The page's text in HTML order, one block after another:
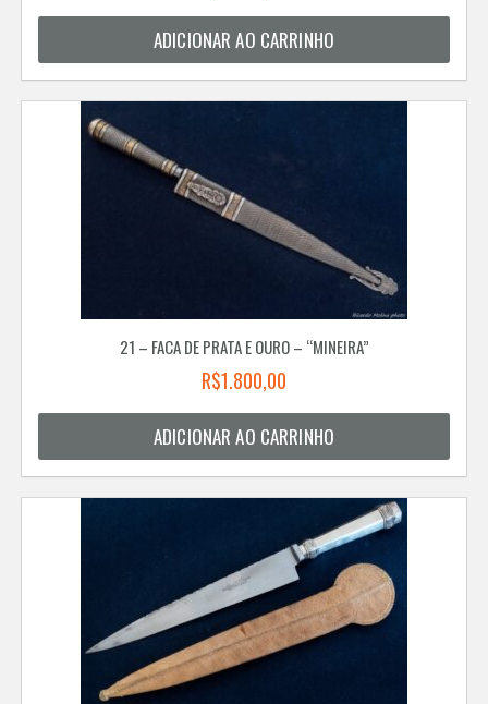
ADICIONAR AO CARRINHO
21 – FACA DE PRATA E OURO – “MINEIRA”
R$1.800,00
ADICIONAR AO CARRINHO